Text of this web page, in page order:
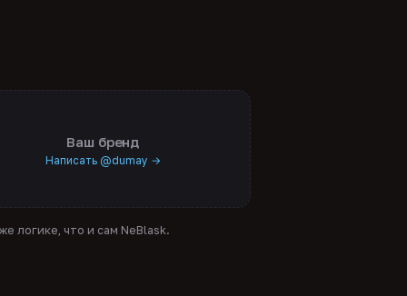
Ваш бренд
Написать @dumay →
логике, что и сам NeBlask.